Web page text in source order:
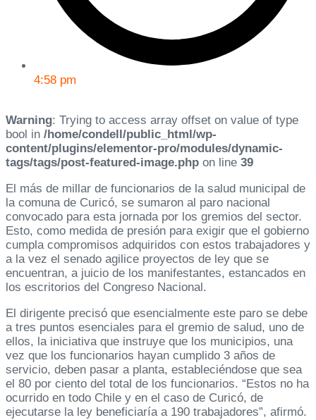
4:58 pm
Warning: Trying to access array offset on value of type
bool in /home/condell/public_html/wp-
content/plugins/elementor-pro/modules/dynamic-
tags/tags/post-featured-image.php on line 39
El más de millar de funcionarios de la salud municipal de
la comuna de Curicó, se sumaron al paro nacional
convocado para esta jornada por los gremios del sector.
Esto, como medida de presión para exigir que el gobierno
cumpla compromisos adquiridos con estos trabajadores y
a la vez el senado agilice proyectos de ley que se
encuentran, a juicio de los manifestantes, estancados en
los escritorios del Congreso Nacional.
El dirigente precisó que esencialmente este paro se debe
a tres puntos esenciales para el gremio de salud, uno de
ellos, la iniciativa que instruye que los municipios, una
vez que los funcionarios hayan cumplido 3 años de
servicio, deben pasar a planta, estableciéndose que sea
el 80 por ciento del total de los funcionarios. “Estos no ha
ocurrido en todo Chile y en el caso de Curicó, de
ejecutarse la ley beneficiaría a 190 trabajadores”, afirmó.